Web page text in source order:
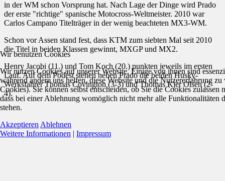
in der WM schon Vorsprung hat. Nach Lage der Dinge wird Prado
der erste "richtige" spanische Motocross-Weltmeister. 2010 war
Carlos Campano Titelträger in der wenig beachteten MX3-WM.
Schon vor Assen stand fest, dass KTM zum siebten Mal seit 2010
die Titel in beiden Klassen gewinnt, MXGP und MX2.
Henry Jacobi (11.) und Tom Koch (20.) punkten jeweils im ersten
Lauf. Auf dem Podest stehen neben Prado die beiden Husky-
Werksfahrer Thomas Covington (3-3) und Thomas Kjer Olsen (2-
4).
Wir benutzen Cookies
Wir nutzen Cookies auf unserer Website. Einige von ihnen sind
während andere uns helfen, diese Website und die Nutzererfahrung zu
Cookies). Sie können selbst entscheiden, ob Sie die Cookies zulassen
dass bei einer Ablehnung womöglich nicht mehr alle Funktionalitäten
stehen.
Akzeptieren Ablehnen
Weitere Informationen | Impressum